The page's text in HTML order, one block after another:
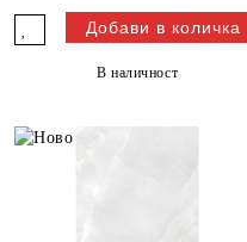
В наличност